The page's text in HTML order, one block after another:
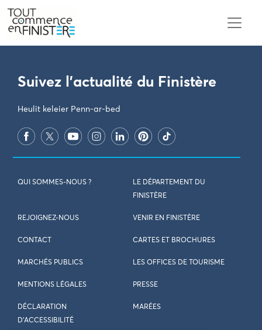
PARAMÈTRES DES COOKIES
Suivez l'actualité du Finistère
Heulit keleier Penn-ar-bed
QUI SOMMES-NOUS ?
LE DÉPARTEMENT DU
FINISTÈRE
REJOIGNEZ-NOUS VENIR EN FINISTÈRE
CONTACT CARTES ET BROCHURES
MARCHÉS PUBLICS LES OFFICES DE TOURISME
MENTIONS LÉGALES PRESSE
DÉCLARATION
D’ACCESSIBILITÉ
MARÉES